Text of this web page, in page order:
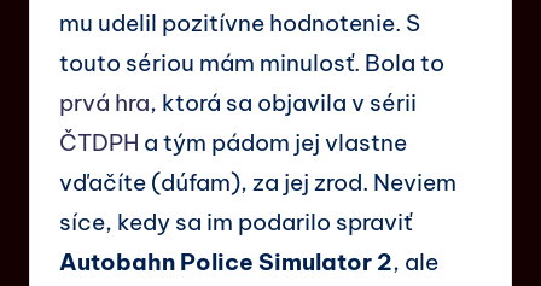
mu udelil pozitívne hodnotenie. S
touto sériou mám minulosť. Bola to
prvá hra, ktorá sa objavila v sérii
ČTDPH a tým pádom jej vlastne
vďačíte (dúfam), za jej zrod. Neviem
síce, kedy sa im podarilo spraviť
Autobahn Police Simulator 2, ale